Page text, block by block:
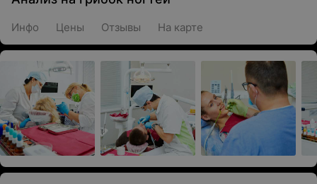
Инфо Цены Отзывы На карте